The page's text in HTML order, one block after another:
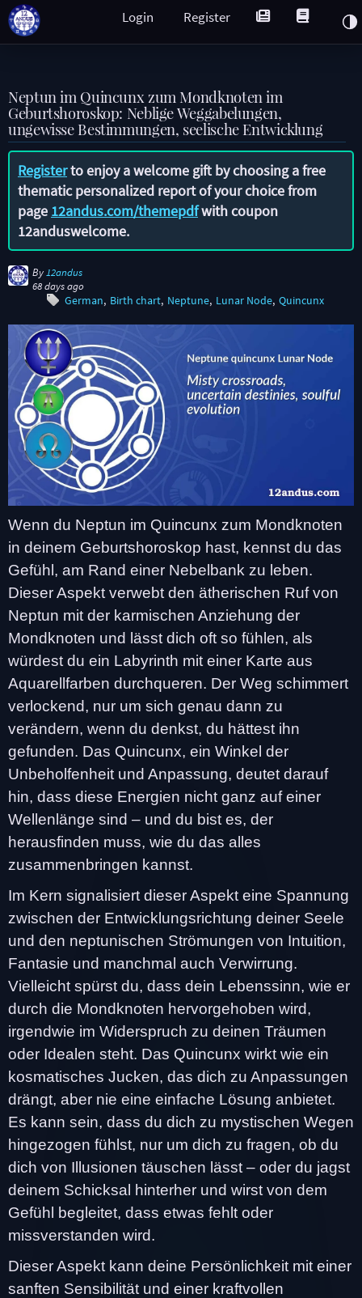
Register
Login
Neptun im Quincunx zum Mondknoten im
Geburtshoroskop: Neblige Weggabelungen,
ungewisse Bestimmungen, seelische Entwicklung
Registerto enjoy a welcome gift by choosing a free
thematic personalized report of your choice from
page 12andus.com/themepdfwith coupon
12anduswelcome.
By 12andus
68 days ago
German Birth chart Neptune Lunar Node Quincunx
Wenn du Neptun im Quincunx zum Mondknoten
in deinem Geburtshoroskop hast, kennst du das
Gefühl, am Rand einer Nebelbank zu leben.
Dieser Aspekt verwebt den ätherischen Ruf von
Neptun mit der karmischen Anziehung der
Mondknoten und lässt dich oft so fühlen, als
würdest du ein Labyrinth mit einer Karte aus
Aquarellfarben durchqueren. Der Weg schimmert
verlockend, nur um sich genau dann zu
verändern, wenn du denkst, du hättest ihn
gefunden. Das Quincunx, ein Winkel der
Unbeholfenheit und Anpassung, deutet darauf
hin, dass diese Energien nicht ganz auf einer
Wellenlänge sind – und du bist es, der
herausfinden muss, wie du das alles
zusammenbringen kannst.
Im Kern signalisiert dieser Aspekt eine Spannung
zwischen der Entwicklungsrichtung deiner Seele
und den neptunischen Strömungen von Intuition,
Fantasie und manchmal auch Verwirrung.
Vielleicht spürst du, dass dein Lebenssinn, wie er
durch die Mondknoten hervorgehoben wird,
irgendwie im Widerspruch zu deinen Träumen
oder Idealen steht. Das Quincunx wirkt wie ein
kosmatisches Jucken, das dich zu Anpassungen
drängt, aber nie eine einfache Lösung anbietet.
Es kann sein, dass du dich zu mystischen Wegen
hingezogen fühlst, nur um dich zu fragen, ob du
dich von Illusionen täuschen lässt – oder du jagst
deinem Schicksal hinterher und wirst von dem
Gefühl begleitet, dass etwas fehlt oder
missverstanden wird.
Dieser Aspekt kann deine Persönlichkeit mit einer
sanften Sensibilität und einer kraftvollen